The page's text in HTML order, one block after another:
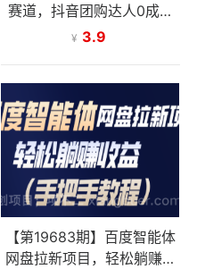
赛道，抖音团购达人0成本
月入3000+!轻松赚
¥ 3.9
【第19683期】百度智能体
网盘拉新项目，轻松躺赚收